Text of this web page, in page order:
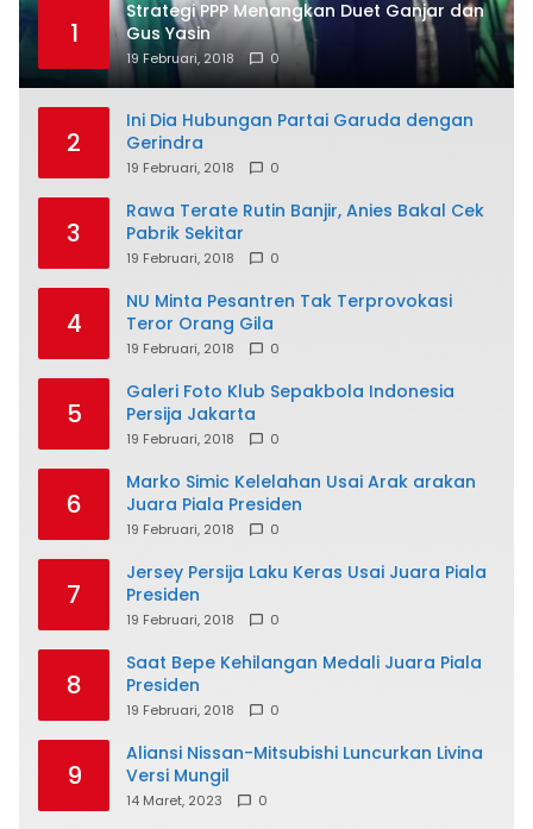
1
Strategi PPP Menangkan Duet Ganjar dan
Gus Yasin
19 Februari, 2018 0
2
Ini Dia Hubungan Partai Garuda dengan
Gerindra
19 Februari, 2018 0
3
Rawa Terate Rutin Banjir, Anies Bakal Cek
Pabrik Sekitar
19 Februari, 2018 0
4
NU Minta Pesantren Tak Terprovokasi
Teror Orang Gila
19 Februari, 2018 0
5
Galeri Foto Klub Sepakbola Indonesia
Persija Jakarta
19 Februari, 2018 0
6
Marko Simic Kelelahan Usai Arak arakan
Juara Piala Presiden
19 Februari, 2018 0
7
Jersey Persija Laku Keras Usai Juara Piala
Presiden
19 Februari, 2018 0
8
Saat Bepe Kehilangan Medali Juara Piala
Presiden
19 Februari, 2018 0
9
Aliansi Nissan-Mitsubishi Luncurkan Livina
Versi Mungil
14 Maret, 2023 0